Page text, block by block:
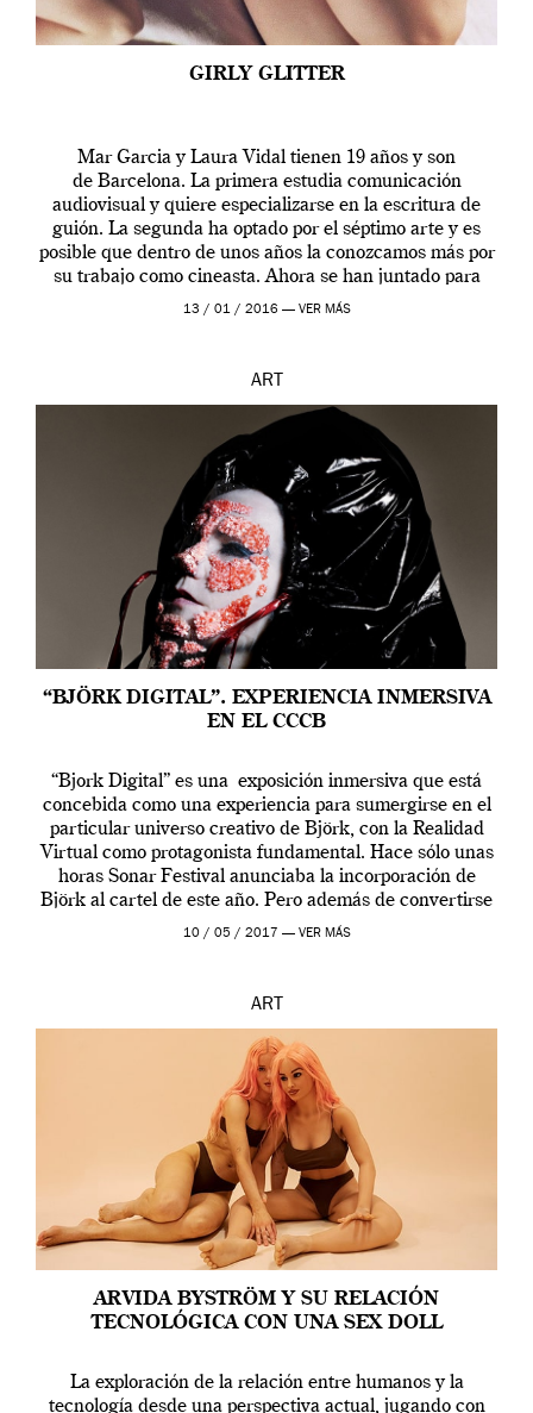
GIRLY GLITTER
Mar Garcia y Laura Vidal tienen 19 años y son
de Barcelona. La primera estudia comunicación
audiovisual y quiere especializarse en la escritura de
guión. La segunda ha optado por el séptimo arte y es
posible que dentro de unos años la conozcamos más por
su trabajo como cineasta. Ahora se han juntado para
contarnos una […]
13 / 01 / 2016 — VER MÁS
ART
“BJÖRK DIGITAL”. EXPERIENCIA INMERSIVA
EN EL CCCB
“Bjork Digital” es una exposición inmersiva que está
concebida como una experiencia para sumergirse en el
particular universo creativo de Björk, con la Realidad
Virtual como protagonista fundamental. Hace sólo unas
horas Sonar Festival anunciaba la incorporación de
Björk al cartel de este año. Pero además de convertirse
en una de las actuaciones más relevantes […]
10 / 05 / 2017 — VER MÁS
ART
ARVIDA BYSTRÖM Y SU RELACIÓN
TECNOLÓGICA CON UNA SEX DOLL
La exploración de la relación entre humanos y la
tecnología desde una perspectiva actual, jugando con